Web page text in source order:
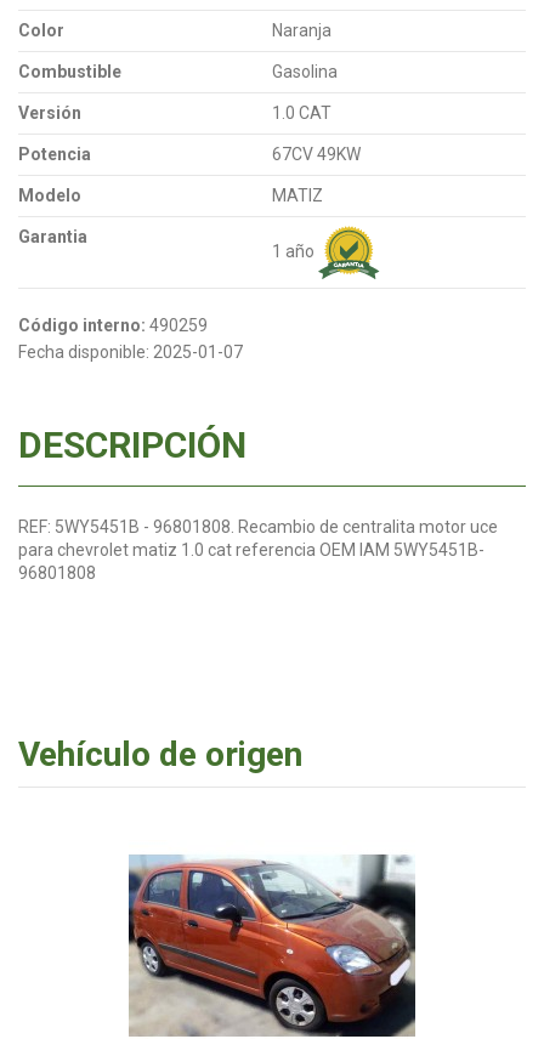
Color Naranja
Combustible Gasolina
Versión 1.0 CAT
Potencia 67CV 49KW
Modelo MATIZ
Garantia
1 año
Código interno: 490259
Fecha disponible: 2025-01-07
DESCRIPCIÓN
REF: 5WY5451B - 96801808. Recambio de centralita motor uce
para chevrolet matiz 1.0 cat referencia OEM IAM 5WY5451B-
96801808
Vehículo de origen